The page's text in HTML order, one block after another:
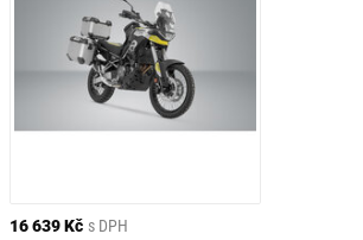
16 639 Kč s DPH